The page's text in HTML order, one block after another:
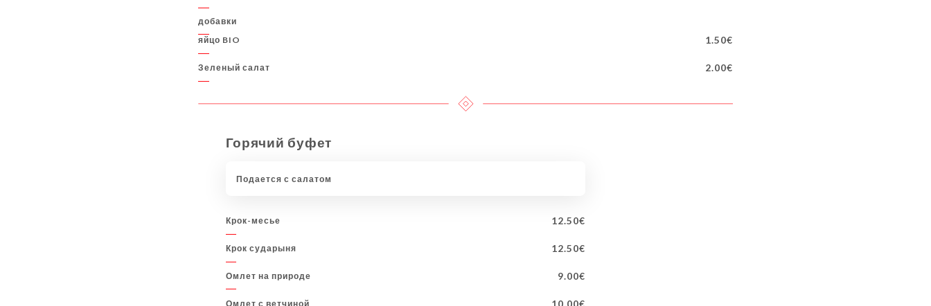
добавки
яйцо BIO
1.50€
Зеленый салат 2.00€
Горячий буфет
Подается с салатом
Крок-месье 12.50€
Крок сударыня 12.50€
Омлет на природе 9.00€
Омлет с ветчиной 10.00€